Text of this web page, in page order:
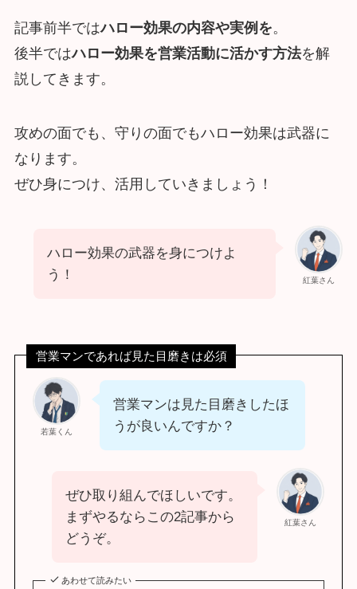
記事前半ではハロー効果の内容や実例を。
後半ではハロー効果を営業活動に活かす方法を解
説してきます。
攻めの面でも、守りの面でもハロー効果は武器に
なります。
ぜひ身につけ、活用していきましょう！
紅葉さん
ハロー効果の武器を身につけよ
う！
営業マンであれば見た目磨きは必須
若葉くん
営業マンは見た目磨きしたほ
うが良いんですか？
紅葉さん
ぜひ取り組んでほしいです。
まずやるならこの2記事から
どうぞ。
あわせて読みたい